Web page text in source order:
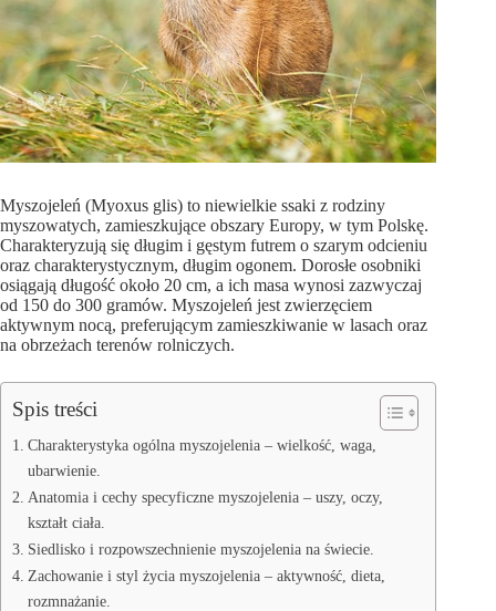
Myszojeleń (Myoxus glis) to niewielkie ssaki z rodziny
myszowatych, zamieszkujące obszary Europy, w tym Polskę.
Charakteryzują się długim i gęstym futrem o szarym odcieniu
oraz charakterystycznym, długim ogonem. Dorosłe osobniki
osiągają długość około 20 cm, a ich masa wynosi zazwyczaj
od 150 do 300 gramów. Myszojeleń jest zwierzęciem
aktywnym nocą, preferującym zamieszkiwanie w lasach oraz
na obrzeżach terenów rolniczych.
Spis treści
Charakterystyka ogólna myszojelenia – wielkość, waga,
ubarwienie.
Anatomia i cechy specyficzne myszojelenia – uszy, oczy,
kształt ciała.
Siedlisko i rozpowszechnienie myszojelenia na świecie.
Zachowanie i styl życia myszojelenia – aktywność, dieta,
rozmnażanie.